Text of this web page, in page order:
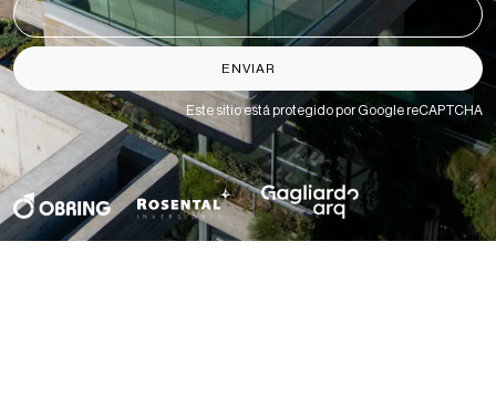
ENVIAR
Este sitio está protegido por Google reCAPTCHA